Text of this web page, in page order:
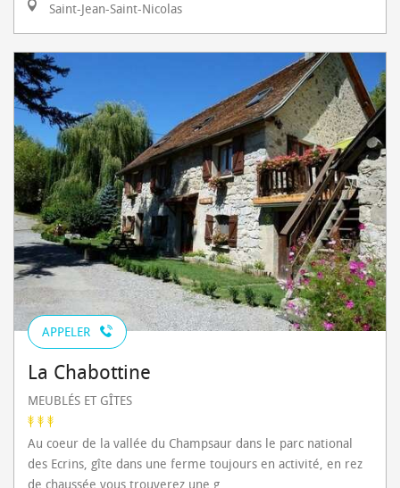
Saint-Jean-Saint-Nicolas
APPELER
La Chabottine
MEUBLÉS ET GÎTES
Au coeur de la vallée du Champsaur dans le parc national
des Ecrins, gîte dans une ferme toujours en activité, en rez
de chaussée vous trouverez une g...